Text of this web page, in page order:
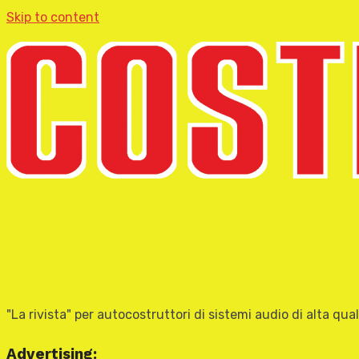
Skip to content
"La rivista" per autocostruttori di sistemi audio di alta
Advertising: